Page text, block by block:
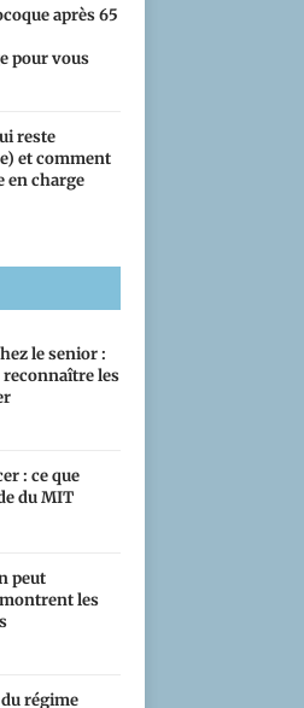
après 65
pour vous
reste
et comment
en charge
le senior :
les
: ce que
du MIT
peut
les
régime